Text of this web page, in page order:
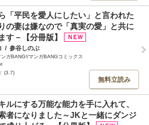
「平民を愛人にしたい」と言われた
の妻は嫌なので「真実の愛」と共に
す－【分冊版】
/ 参谷しのぶ
ガBANG!/マンガBANGコミックス
(3.7)
無料立読み
ルにする万能な能力を手に入れて、
者になりました～JKと一緒にダンジ